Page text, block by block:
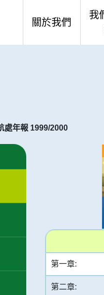
關於我們
組織架構
年度整合開放
事業發展
招聘事宜
我
處年報 1999/2000
第一章:
第二章: